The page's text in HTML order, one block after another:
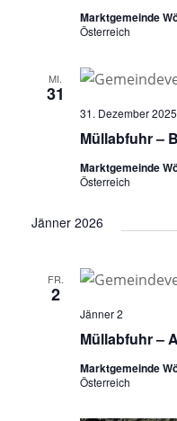
Marktgemeinde
Österreich
MI.
31
Müllabfuhr –
31. Dezember 2025
Marktgemeinde
Österreich
Jänner 2026
FR.
2
Müllabfuhr –
Jänner 2
Marktgemeinde
Österreich